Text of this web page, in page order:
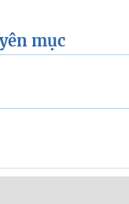
mục